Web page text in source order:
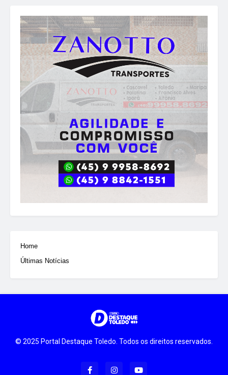
Home
Últimas Notícias
© 2025 Portal Destaque Toledo. Todos os direitos reservados.